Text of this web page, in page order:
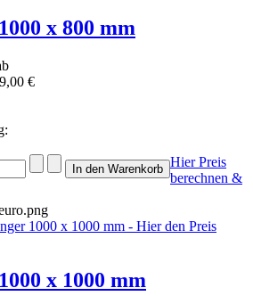
x 800 mm
€
Hier Preis
berechnen &
x 1000 mm